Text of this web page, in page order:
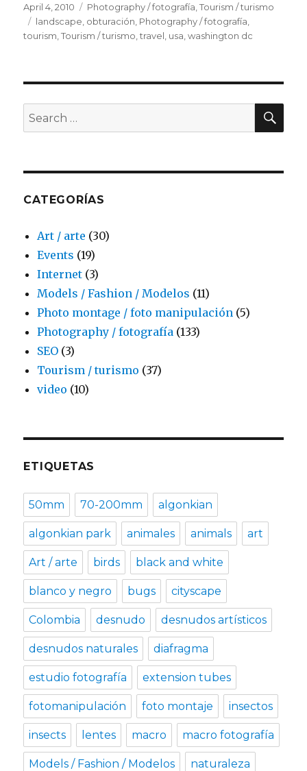
Posted
on
April 4, 2010 Categories
Photography / fotografía ,Tourism / turismo
Tags
landscape obturación Photography / fotografía
tourism ,Tourism / turismo ,travel usa ,washington dc
Search
for:
CATEGORÍAS
Art / arte (30)
Events (19)
Internet (3)
Models / Fashion / Modelos (11)
Photo montage / foto manipulación (5)
Photography / fotografía (133)
SEO (3)
Tourism / turismo (37)
video (10)
ETIQUETAS
50mm 70-200mm algonkian
algonkian park animales animals art
Art / arte birds black and white
blanco y negro bugs cityscape
Colombia desnudo desnudos artísticos
desnudos naturales diafragma
estudio fotografía extension tubes
fotomanipulación foto montaje insectos
insects lentes macro macro fotografía
Models / Fashion / Modelos naturaleza